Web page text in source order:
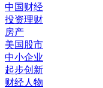
中国财经
投资理财
房产
美国股市
中小企业
起步创新
财经人物